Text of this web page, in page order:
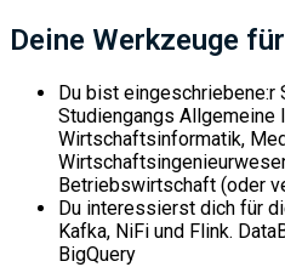
Deine Werkzeuge
Du bist
Studiengangs Allgemeine
Wirtschaftsinformatik,
Betriebswirtschaft (oder
Du interessierst dich für
Kafka, NiFi und Flink.
BigQuery